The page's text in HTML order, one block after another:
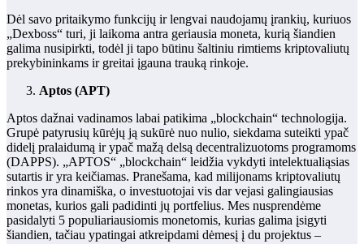
Dėl savo pritaikymo funkcijų ir lengvai naudojamų įrankių, kuriuos
„Dexboss“ turi, ji laikoma antra geriausia moneta, kurią šiandien
galima nusipirkti, todėl ji tapo būtinu šaltiniu rimtiems kriptovaliutų
prekybininkams ir greitai įgauna trauką rinkoje.
Aptos (APT)
Aptos dažnai vadinamos labai patikima „blockchain“ technologija.
Grupė patyrusių kūrėjų ją sukūrė nuo nulio, siekdama suteikti ypač
didelį pralaidumą ir ypač mažą delsą decentralizuotoms programoms
(DAPPS). „APTOS“ „blockchain“ leidžia vykdyti intelektualiąsias
sutartis ir yra keičiamas. Pranešama, kad milijonams kriptovaliutų
rinkos yra dinamiška, o investuotojai vis dar vejasi galingiausias
monetas, kurios gali padidinti jų portfelius. Mes nusprendėme
pasidalyti 5 populiariausiomis monetomis, kurias galima įsigyti
šiandien, tačiau ypatingai atkreipdami dėmesį į du projektus –